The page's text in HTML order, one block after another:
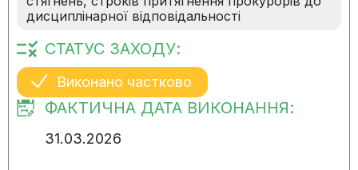
дисциплінарної відповідальності
СТАТУС ЗАХОДУ:
Виконано частково
ФАКТИЧНА ДАТА ВИКОНАННЯ:
31.03.2026